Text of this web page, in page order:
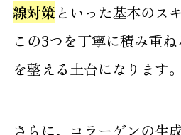
線対策といった基本のス
この3つを丁寧に積み重
を整える土台になります。
さらに、コラーゲンの生